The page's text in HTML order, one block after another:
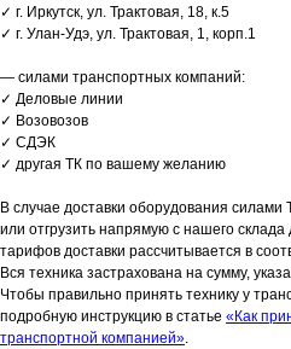
✓ г. Иркутск, ул. Трактовая, 18, к.5
✓ г. Улан-Удэ, ул. Трактовая, 1, корп.1
— силами транспортных компаний:
✓ Деловые линии
✓ Возовозов
✓ СДЭК
✓ другая ТК по вашему желанию
В случае доставки оборудования
или отгрузить напрямую с нашего
тарифов доставки рассчитывается в
Вся техника застрахована на сумму,
Чтобы правильно принять технику у
подробную инструкцию в статье «Как
транспортной компанией».